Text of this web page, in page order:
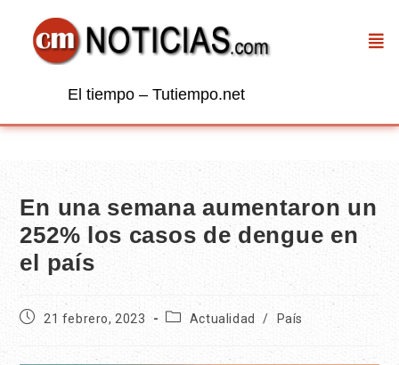
El tiempo – Tutiempo.net
En una semana aumentaron un
252% los casos de dengue en
el país
21 febrero, 2023 Actualidad / País